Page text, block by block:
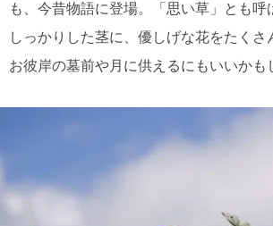
も、今昔物語に登場。「思い草」とも呼
しっかりした茎に、優しげな花をたくさ
お彼岸の墓前や月に供えるにもいいかも